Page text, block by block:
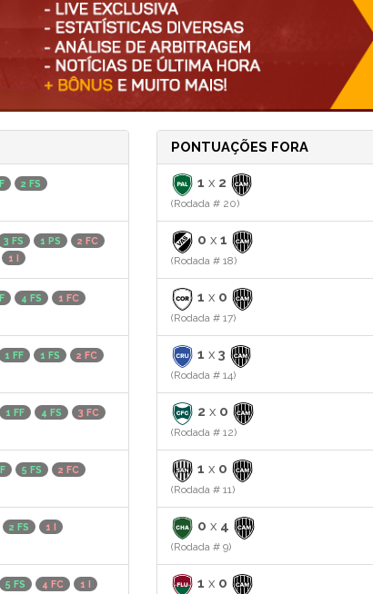
2 FS
3 FS 1 PS
2 FC
1 I
4 FS 1 FC
1 FF 1 FS 2 FC
1 FF 4 FS 3 FC
5 FS 2 FC
2 FS 1 I
5 FS 4 FC
1 I
PONTUAÇÕES FORA
1 x 2
(Rodada # 20)
0 x 1
(Rodada # 18)
1 x 0
(Rodada # 17)
1 x 3
(Rodada # 14)
2 x 0
(Rodada # 12)
1 x 0
(Rodada # 11)
0 x 4
(Rodada # 9)
1 x 0